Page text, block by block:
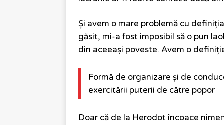
Și avem o mare problemă cu
găsit, mi-a fost imposibil să o pun
din aceeași poveste. Avem o
Formă de organizare și de
exercitării puterii de către popor
Doar că de la Herodot încoace